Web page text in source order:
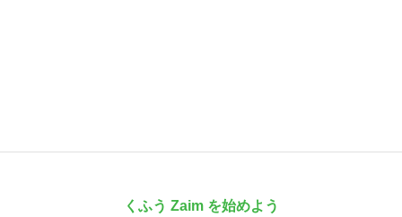
くふう Zaim を始めよう